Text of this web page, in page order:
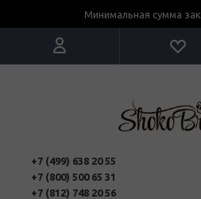
Минимальная сумма
+7 (499) 638 20 55
+7 (800) 500 65 31
+7 (812) 748 20 56